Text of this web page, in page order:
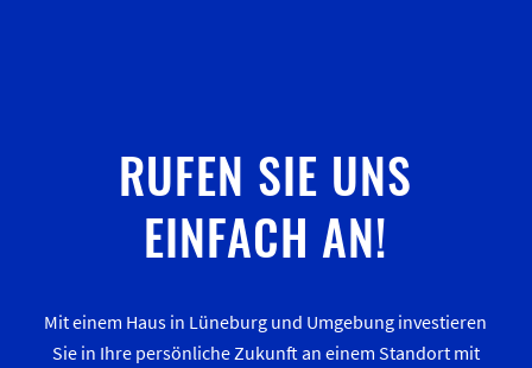
RUFEN SIE UNS
EINFACH AN!
Mit einem Haus in Lüneburg und Umgebung investieren
Sie in Ihre persönliche Zukunft an einem Standort mit